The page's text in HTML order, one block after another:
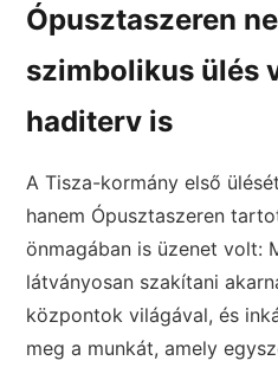
Ópusztaszeren
szimbolikus ülés
haditerv is
A Tisza-kormány első
hanem Ópusztaszeren
önmagában is üzenet volt:
látványosan szakítani
központok világával, és
meg a munkát, amely